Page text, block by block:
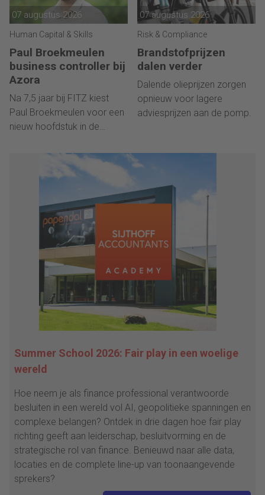
07 augustus 2026
Human Capital & Skills
Paul Broekmeulen
business controller bij
Azora
Na 7,5 jaar bij FITZ kiest
Paul Broekmeulen voor een
nieuw hoofdstuk in de
07 augustus 2026
Risk & Compliance
Brandstofprijzen
dalen verder
Dalende olieprijzen zorgen
opnieuw voor lagere
adviesprijzen aan de pomp.
Summer School 2026: Fair play in een woelige
wereld
Hoe neem je als finance professional verantwoorde
besluiten in een wereld vol AI, geopolitieke spanningen en
complexe belangen? Ontdek in drie dagen hoe fair play
richting geeft aan leiderschap, besluitvorming en de
strategische rol van finance. Benieuwd naar alle data,
locaties en de complete line-up van toonaangevende
sprekers?